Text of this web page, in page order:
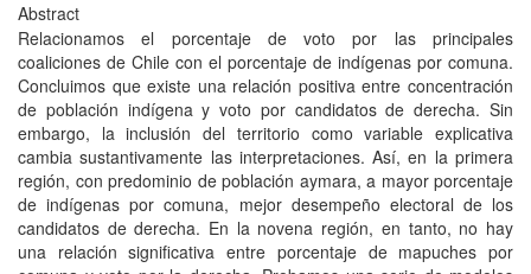
Abstract
Relacionamos el porcentaje de voto por las principales
coaliciones de Chile con el porcentaje de indígenas por comuna.
Concluimos que existe una relación positiva entre concentración
de población indígena y voto por candidatos de derecha. Sin
embargo, la inclusión del territorio como variable explicativa
cambia sustantivamente las interpretaciones. Así, en la primera
región, con predominio de población aymara, a mayor porcentaje
de indígenas por comuna, mejor desempeño electoral de los
candidatos de derecha. En la novena región, en tanto, no hay
una relación significativa entre porcentaje de mapuches por